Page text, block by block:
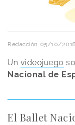
Redacción 05/10/2018
Un videojuego
Nacional de
El Ballet